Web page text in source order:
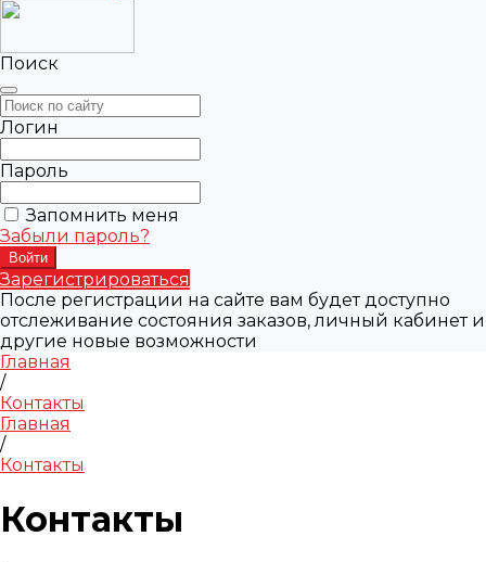
Поиск
Логин
Пароль
Запомнить меня
Забыли пароль?
Зарегистрироваться
После регистрации на сайте вам будет доступно
отслеживание состояния заказов, личный кабинет и
другие новые возможности
Главная
/
Контакты
Главная
/
Контакты
Контакты